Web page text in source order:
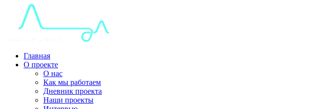
Главная
О проекте
О нас
Как мы работаем
Дневник проекта
Наши проекты